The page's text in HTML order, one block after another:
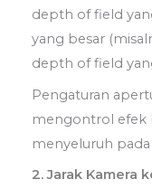
depth of field
yang besar
depth of field
Pengaturan
mengontrol efek
menyeluruh
2. Jarak Kamera